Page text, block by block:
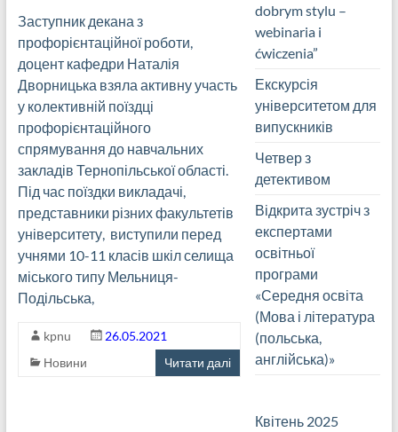
Заступник декана з
профорієнтаційної роботи,
доцент кафедри Наталія
Дворницька взяла активну участь
у колективній поїздці
профорієнтаційного
спрямування до навчальних
закладів Тернопільської області.
Під час поїздки викладачі,
представники різних факультетів
університету, виступили перед
учнями 10-11 класів шкіл селища
міського типу Мельниця-
Подільська,
kpnu
26.05.2021
Новини
Читати далі
dobrym stylu –
webinaria i
ćwiczenia”
Екскурсія
університетом для
випускників
Четвер з
детективом
Відкрита зустріч з
експертами
освітньої
програми
«Середня освіта
(Мова і література
(польська,
англійська)»
Квітень 2025